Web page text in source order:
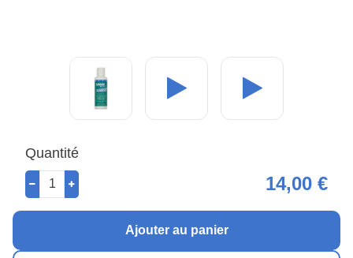
Quantité
14,00 €
Ajouter au panier